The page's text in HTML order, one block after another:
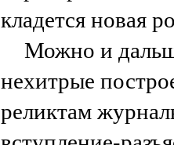
кладется новая
Можно и
нехитрые
реликтам